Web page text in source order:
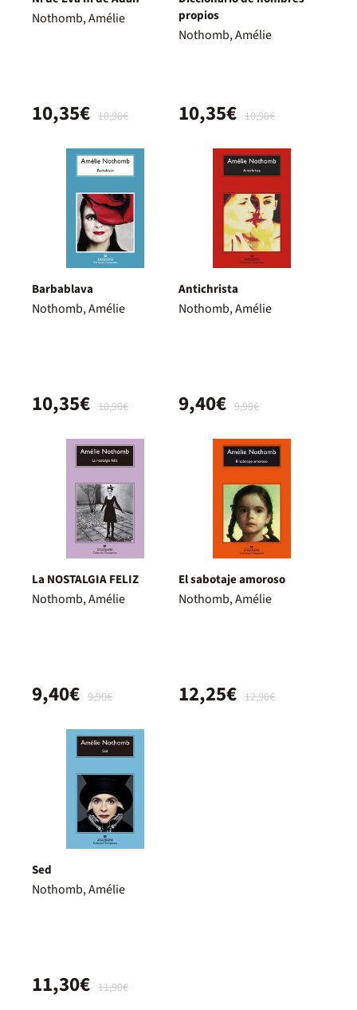
Nothomb, Amélie
10,90€
10,35€
propios
Nothomb, Amélie
10,90€
10,35€
Barbablava
Nothomb, Amélie
10,90€
10,35€
Antichrista
Nothomb, Amélie
9,90€
9,40€
La NOSTALGIA FELIZ
Nothomb, Amélie
9,90€
9,40€
El sabotaje amoroso
Nothomb, Amélie
12,90€
12,25€
Sed
Nothomb, Amélie
11,90€
11,30€